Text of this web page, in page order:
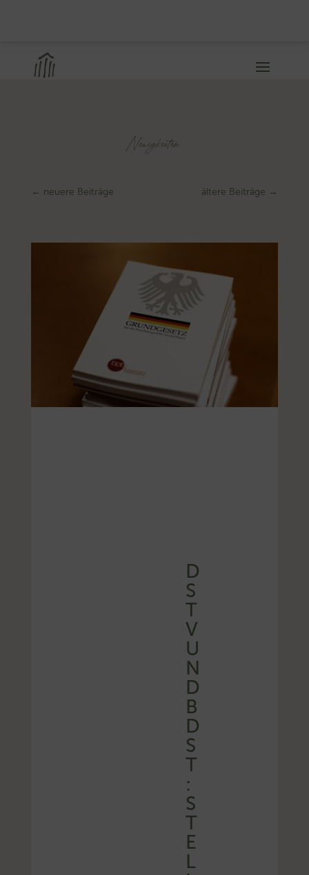
Neuigkeiten
← neuere Beiträge ältere Beiträge →
D
S
T
V
U
N
D
B
D
S
T
:
S
T
E
L